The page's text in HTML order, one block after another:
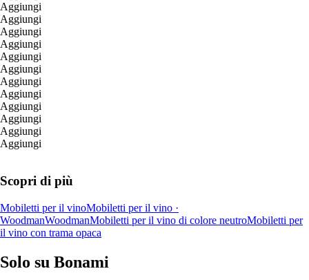
Aggiungi
Aggiungi
Aggiungi
Aggiungi
Aggiungi
Aggiungi
Aggiungi
Aggiungi
Aggiungi
Aggiungi
Aggiungi
Aggiungi
Scopri di più
Mobiletti per il vinoMobiletti per il vino ·
WoodmanWoodmanMobiletti per il vino di colore neutroMobiletti per
il vino con trama opaca
Solo su Bonami